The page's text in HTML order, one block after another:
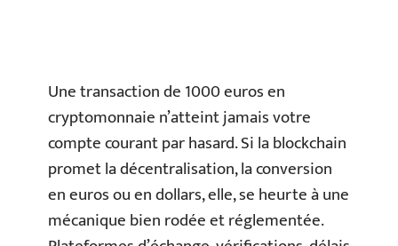
Une transaction de 1000 euros en
cryptomonnaie n’atteint jamais votre
compte courant par hasard. Si la blockchain
promet la décentralisation, la conversion
en euros ou en dollars, elle, se heurte à une
mécanique bien rodée et réglementée.